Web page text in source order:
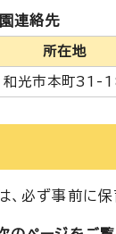
連絡先
所在地
和光市本町31-
必ず事前に保